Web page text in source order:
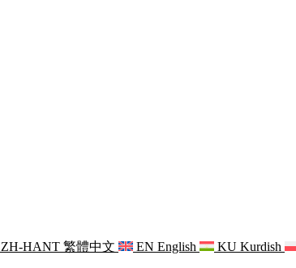
ZH-HANT 繁體中文 EN English KU Kurdish